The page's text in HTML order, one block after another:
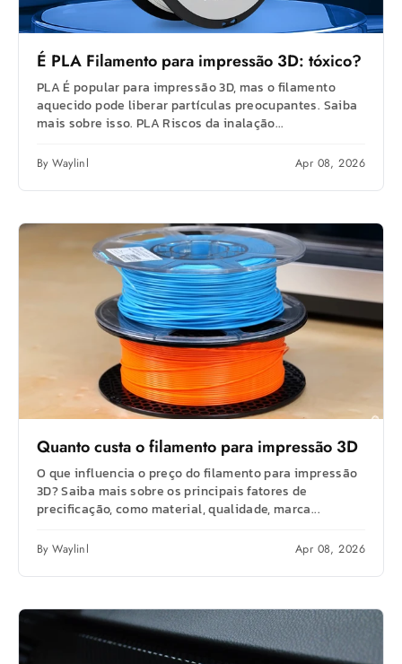
É PLA Filamento para impressão 3D: tóxico?
PLA É popular para impressão 3D, mas o filamento
aquecido pode liberar partículas preocupantes. Saiba
mais sobre isso. PLA Riscos da inalação...
By Waylinl Apr 08, 2026
Quanto custa o filamento para impressão 3D
O que influencia o preço do filamento para impressão
3D? Saiba mais sobre os principais fatores de
precificação, como material, qualidade, marca...
By Waylinl Apr 08, 2026